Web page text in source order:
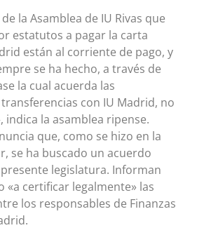
la Asamblea de IU Rivas que
estatutos a pagar la carta
están al corriente de pago, y
se ha hecho, a través de
la cual acuerda las
con IU Madrid, no
la asamblea ripense.
que, como se hizo en la
se ha buscado un acuerdo
legislatura. Informan
«a certificar legalmente» las
los responsables de Finanzas